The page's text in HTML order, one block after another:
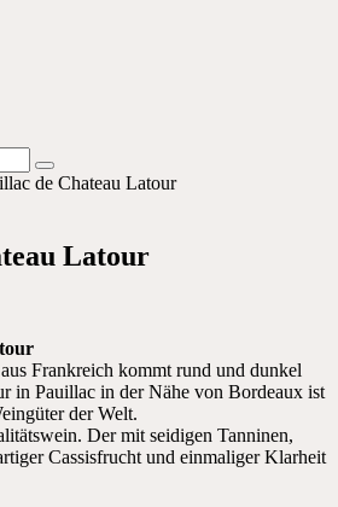
de Chateau Latour
Latour
Frankreich kommt rund und dunkel
in Pauillac in der Nähe von Bordeaux ist
der Welt.
Der mit seidigen Tanninen,
Cassisfrucht und einmaliger Klarheit